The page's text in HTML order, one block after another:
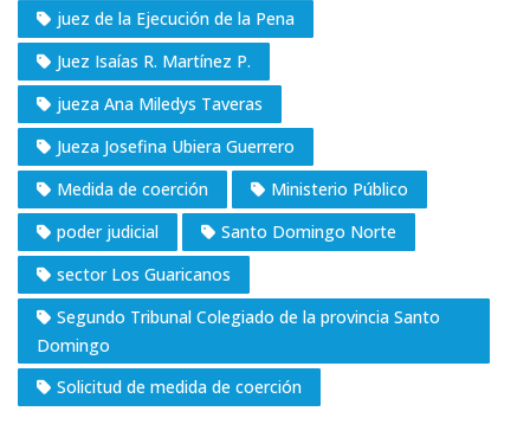
juez de la Ejecución de la Pena
Juez Isaías R. Martínez P.
jueza Ana Miledys Taveras
Jueza Josefina Ubiera Guerrero
Medida de coerción
Ministerio Público
poder judicial
Santo Domingo Norte
sector Los Guaricanos
Segundo Tribunal Colegiado de la provincia Santo
Domingo
Solicitud de medida de coerción